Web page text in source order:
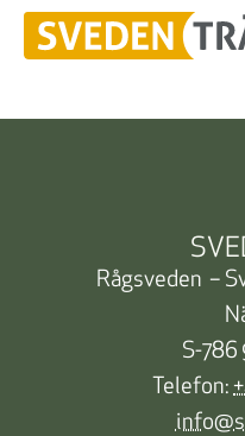
Rågsveden –
S-786
Telefon: